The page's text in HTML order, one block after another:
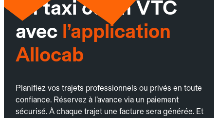
un taxi ou un VTC
avec l’application
Allocab
Planifiez vos trajets professionnels ou privés en toute
confiance. Réservez à l’avance via un paiement
sécurisé. À chaque trajet une facture sera générée. Et